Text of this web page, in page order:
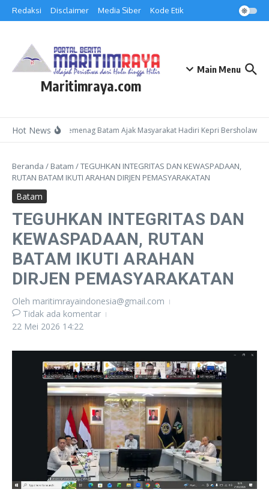
Lewati ke konten
Redaksi Disclaimer Media Siber Kode Etik
Maritimraya.com
Main Menu
Hot NewsKepala Kemenag Batam Ajak Masyarakat Hadiri Kepri Bersholawat 3
Beranda / Batam /TEGUHKAN INTEGRITAS DAN KEWASPADAAN,
RUTAN BATAM IKUTI ARAHAN DIRJEN PEMASYARAKATAN
Batam
TEGUHKAN INTEGRITAS DAN
KEWASPADAAN, RUTAN
BATAM IKUTI ARAHAN
DIRJEN PEMASYARAKATAN
Oleh maritimrayaindonesia@gmail.com
Tidak ada komentar
22 Mei 2026 14:22